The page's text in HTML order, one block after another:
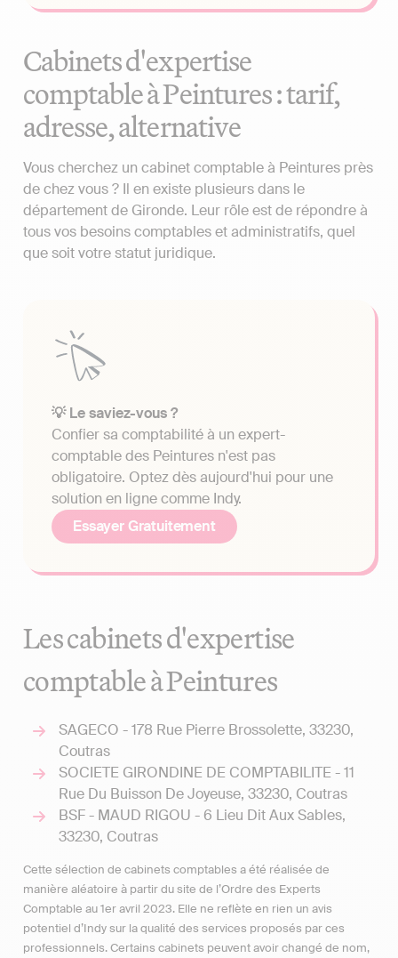
Cabinets d'expertise
comptable à Peintures : tarif,
adresse, alternative
Vous cherchez un cabinet comptable à Peintures près
de chez vous ? Il en existe plusieurs dans le
département de Gironde. Leur rôle est de répondre à
tous vos besoins comptables et administratifs, quel
que soit votre statut juridique.
💡 Le saviez-vous ?
Confier sa comptabilité à un expert-
comptable des Peintures n'est pas
obligatoire. Optez dès aujourd'hui pour une
solution en ligne comme Indy.
Essayer Gratuitement
Les cabinets d'expertise
comptable à Peintures
SAGECO - 178 Rue Pierre Brossolette, 33230,
Coutras
SOCIETE GIRONDINE DE COMPTABILITE - 11
Rue Du Buisson De Joyeuse, 33230, Coutras
BSF - MAUD RIGOU - 6 Lieu Dit Aux Sables,
33230, Coutras
Cette sélection de cabinets comptables a été réalisée de
manière aléatoire à partir du site de l’Ordre des Experts
Comptable au 1er avril 2023. Elle ne reflète en rien un avis
potentiel d’Indy sur la qualité des services proposés par ces
professionnels. Certains cabinets peuvent avoir changé de nom,